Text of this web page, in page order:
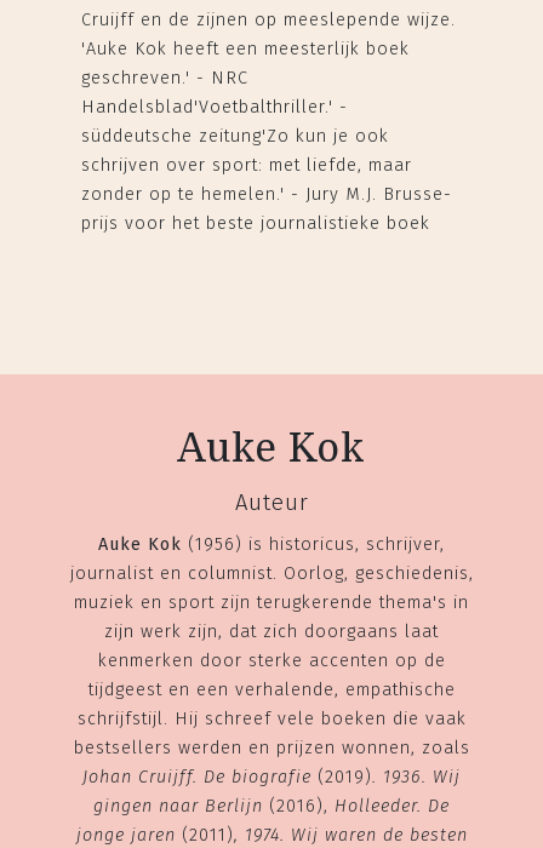
Cruijff en de zijnen op meeslepende wijze.
'Auke Kok heeft een meesterlijk boek
geschreven.' - NRC
Handelsblad'Voetbalthriller.' -
süddeutsche zeitung'Zo kun je ook
schrijven over sport: met liefde, maar
zonder op te hemelen.' - Jury M.J. Brusse-
prijs voor het beste journalistieke boek
Auke Kok
Auteur
Auke Kok (1956) is historicus, schrijver,
journalist en columnist. Oorlog, geschiedenis,
muziek en sport zijn terugkerende thema's in
zijn werk zijn, dat zich doorgaans laat
kenmerken door sterke accenten op de
tijdgeest en een verhalende, empathische
schrijfstijl. Hij schreef vele boeken die vaak
bestsellers werden en prijzen wonnen, zoals
Johan Cruijff. De biografie (2019). 1936. Wij
gingen naar Berlijn (2016), Holleeder. De
jonge jaren (2011), 1974. Wij waren de besten